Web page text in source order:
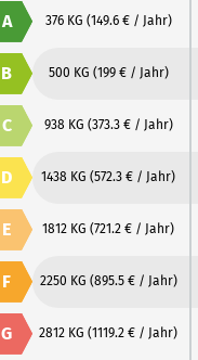
A 376 KG (149.6 € / Jahr)
B 500 KG (199 € / Jahr)
C 938 KG (373.3 € / Jahr)
D 1438 KG (572.3 € / Jahr)
E 1812 KG (721.2 € / Jahr)
F 2250 KG (895.5 € / Jahr)
G 2812 KG (1119.2 € / Jahr)